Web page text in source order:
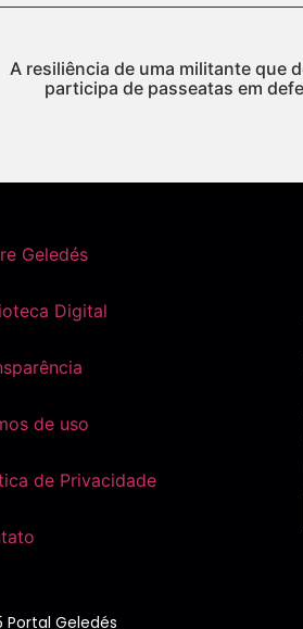
A resiliência de uma militante que
participa de passeatas em
Geledés
Digital
de uso
de Privacidade
Geledés